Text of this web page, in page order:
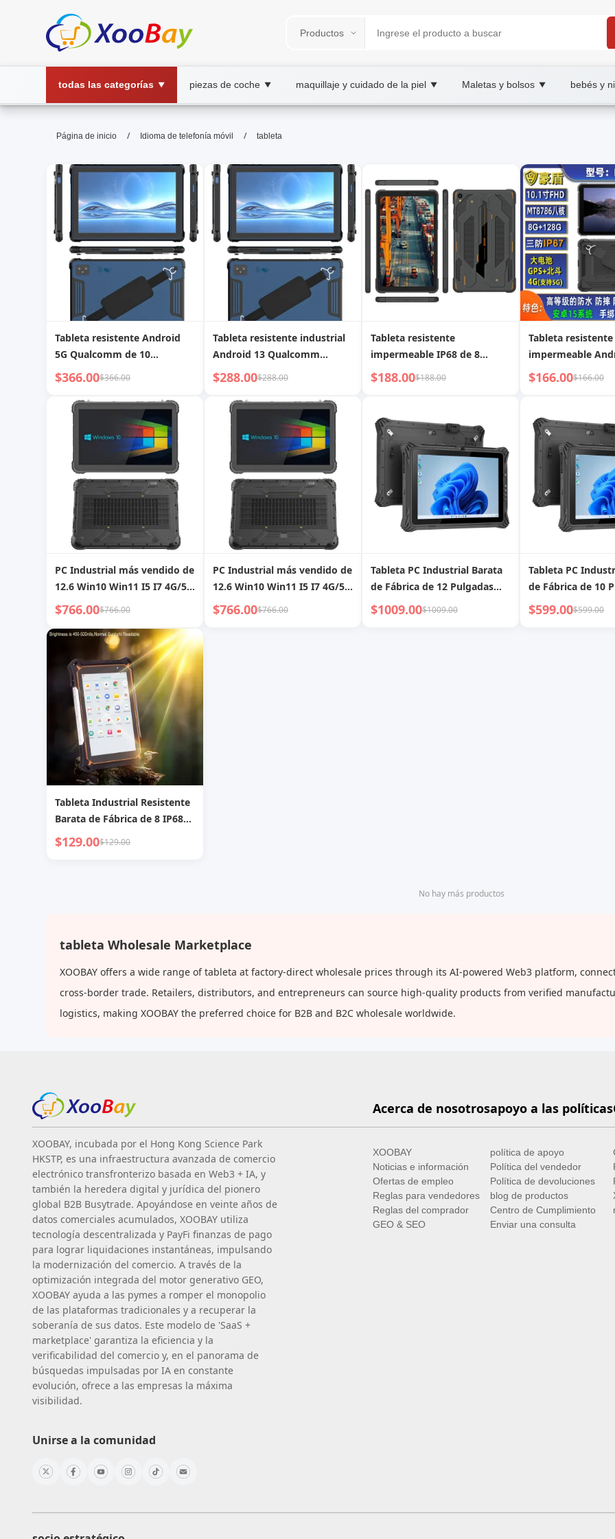
todas las categorías ▼ piezas de coche ▼ maquillaje y cuidado de la piel ▼ Maletas y bolsos ▼ bebés y
tableta | XOOBAY B2B/B2C Marketplace
Guía breve para elegir una tableta tecnológica: rendimiento, batería y precio.
Página de inicio / Idioma de telefonía móvil / tableta
Tableta resistente Android
5G Qualcomm de 10
pulgadas más barata de
fábrica con lector de códigos
de barras 2D NFC, soporte
para coche, cargador de
coche
$366.00$366.00
Tableta resistente industrial
Android 13 Qualcomm
SM6225 de 10 pulgadas más
barata de fábrica con lector
de códigos de barras 2D NFC
$288.00$288.00
Tableta resistente
impermeable IP68 de 8
pulgadas más barata de
fábrica con Android, 8+128
impermeable
$188.00$188.00
Tableta resistente
impermeable
10 pulgadas más
fábrica con 8+128
impermeable
$166.00$166.00
PC Industrial más vendido de
12.6 Win10 Win11 I5 I7 4G/5G
Tableta resistente con NFC
2D Barcode RFID y huella
dactilar PC
$766.00$766.00
PC Industrial más vendido de
12.6 Win10 Win11 I5 I7 4G/5G
Tableta resistente con NFC
2D Barcode RFID y huella
$766.00$766.00
Tableta PC Industrial Barata
de Fábrica de 12 Pulgadas
Intel N5105 Windows 11
Rugged Tablets con GPS NFC
$1009.00$1009.00
Tableta PC
de Fábrica de 10
Intel N5105
Rugged Tablets
$599.00$599.00
Tableta Industrial Resistente
Barata de Fábrica de 8 IP68
Android12 10000mAh
Resistente a Caídas de 1.2-
$129.00$129.00
No hay más productos
tableta Wholesale Marketplace
XOOBAY offers a wide range of tableta at factory-direct wholesale prices through its AI-powered Web3 platform,
cross-border trade. Retailers, distributors, and entrepreneurs can source high-quality products from verified
logistics, making XOOBAY the preferred choice for B2B and B2C wholesale worldwide.
XOOBAY, incubada por el Hong Kong Science Park
HKSTP, es una infraestructura avanzada de comercio
electrónico transfronterizo basada en Web3 + IA, y
también la heredera digital y jurídica del pionero
global B2B Busytrade. Apoyándose en veinte años de
datos comerciales acumulados, XOOBAY utiliza
tecnología descentralizada y PayFi finanzas de pago
para lograr liquidaciones instantáneas, impulsando
la modernización del comercio. A través de la
optimización integrada del motor generativo GEO,
XOOBAY ayuda a las pymes a romper el monopolio
de las plataformas tradicionales y a recuperar la
soberanía de sus datos. Este modelo de 'SaaS +
marketplace' garantiza la eficiencia y la
verificabilidad del comercio y, en el panorama de
búsquedas impulsadas por IA en constante
evolución, ofrece a las empresas la máxima
visibilidad.
Unirse a la comunidad
Acerca de nosotros
XOOBAY
Noticias e información
Ofertas de empleo
Reglas para vendedores
Reglas del comprador
GEO & SEO
apoyo a las políticas
política de apoyo
Política del vendedor
Política de devoluciones
blog de productos
Centro de Cumplimiento
Enviar una consulta